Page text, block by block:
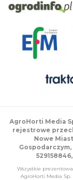
AgroHorti Media
rejestrowe
Nowe
Gospodarczym,
Wszystkie
AgroHorti Media